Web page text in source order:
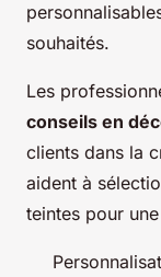
souhaités.
Les
conseils en
clients dans la
aident à
teintes pour